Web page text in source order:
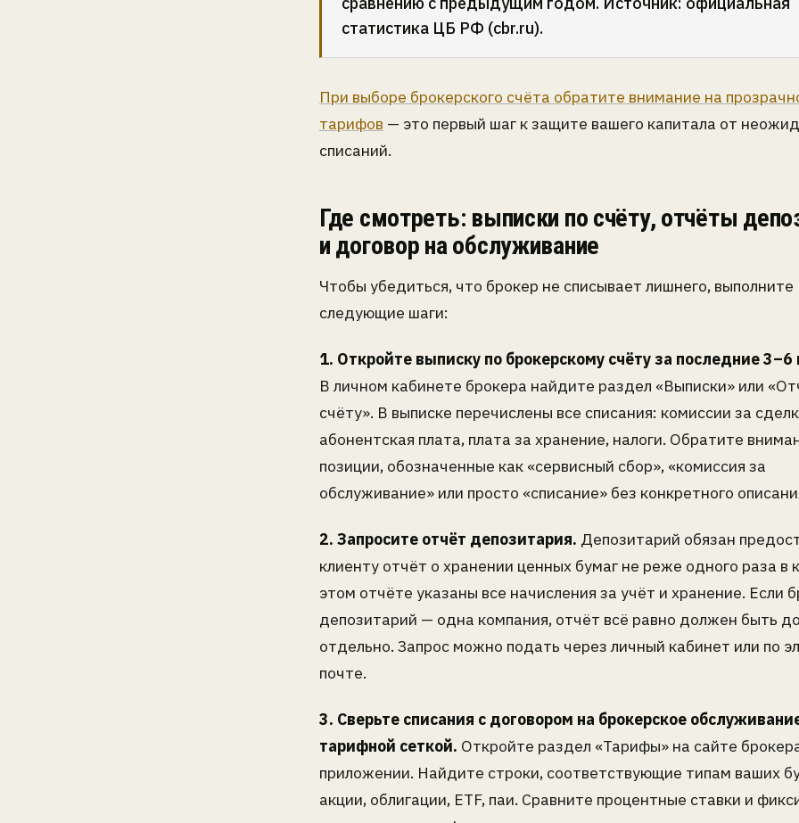
статистика ЦБ РФ (cbr.ru).
При выборе брокерского счёта обратите внимание на
тарифов — это первый шаг к защите вашего капитала от
списаний.
Где смотреть: выписки по счёту, отчёты
и договор на обслуживание
Чтобы убедиться, что брокер не списывает лишнего, выполните
следующие шаги:
1. Откройте выписку по брокерскому счёту за последние 3–6
В личном кабинете брокера найдите раздел «Выписки» или
счёту». В выписке перечислены все списания: комиссии за
абонентская плата, плата за хранение, налоги. Обратите
позиции, обозначенные как «сервисный сбор», «комиссия за
обслуживание» или просто «списание» без конкретного
2. Запросите отчёт депозитария. Депозитарий обязан
клиенту отчёт о хранении ценных бумаг не реже одного раза в
этом отчёте указаны все начисления за учёт и хранение. Если
депозитарий — одна компания, отчёт всё равно должен быть
отдельно. Запрос можно подать через личный кабинет или по
почте.
3. Сверьте списания с договором на брокерское
тарифной сеткой. Откройте раздел «Тарифы» на сайте
приложении. Найдите строки, соответствующие типам ваших
акции, облигации, ETF, паи. Сравните процентные ставки и